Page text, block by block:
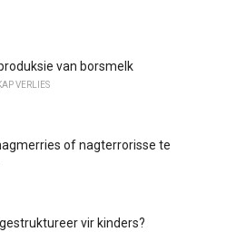
van borsmelk
VERLIES
of nagterrorisse te
vir kinders?